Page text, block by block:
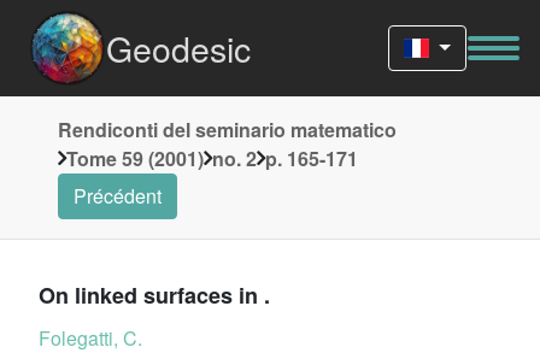
Geodesic
Rendiconti del seminario matematico
Tome 59 (2001) no. 2 p. 165-171
Précédent
On linked surfaces in .
Folegatti, C.